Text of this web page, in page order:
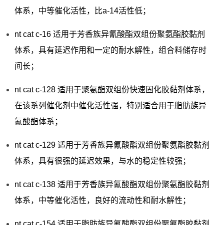
体系，中等催化活性，比a-14活性低；
nt cat c-16 适用于芳香族异氰酸酯双组份聚氨酯胶黏剂
体系，具有延迟作用和一定的耐水解性，组合料储存时
间长；
nt cat c-128 适用于聚氨酯双组份快速固化胶黏剂体系，
在该系列催化剂中催化活性强，特别适合用于脂肪族异
氰酸酯体系；
nt cat c-129 适用于芳香族异氰酸酯双组份聚氨酯胶黏剂
体系，具有很强的延迟效果，与水的稳定性较强；
nt cat c-138 适用于芳香族异氰酸酯双组份聚氨酯胶黏剂
体系，中等催化活性，良好的流动性和耐水解性；